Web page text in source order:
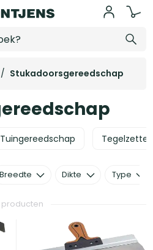
/ Stukadoorsgereedschap
Tuingereedschap
producten
Breedte Dikte Type